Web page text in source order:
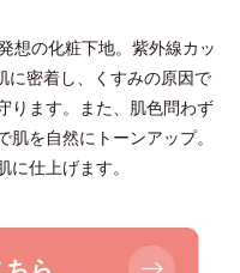
想の化粧下地。紫外線カッ
に密着し、くすみの原因で
ります。また、肌色問わず
を自然にトーンアップ。
仕上げます。